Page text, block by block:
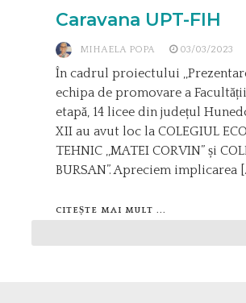
Caravana UPT-FIH
MIHAELA POPA 03/03/2023
În cadrul proiectului
echipa de promovare a
etapă, 14 licee din județul
XII au avut loc la COLEGIUL
TEHNIC ,,MATEI CORVIN” și
BURSAN”. Apreciem implicarea
CITEȘTE MAI MULT ...